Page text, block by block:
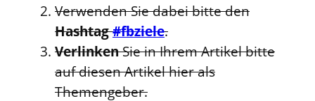
Verwenden Sie dabei bitte den
Hashtag#fbziele.
VerlinkenSie in Ihrem Artikel bitte
auf diesen Artikel hier als
Themengeber.